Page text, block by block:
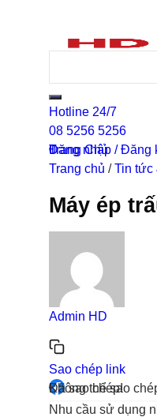
Hotline 24/7
08 5256 5256
0
Đăng nhập / Đăng
Trang Chủ
Trang chủ /Tin tức
Máy ép
Admin HD
Sao chép link
Đã sao chép!
Không thể sao
Nhu cầu sử dụng